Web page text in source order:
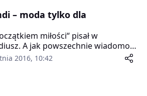
– moda tylko dla
miłości“ pisał w
A jak powszechnie wiadomo
które niewątpliwie pomagają
uczucia” jest… zmysłowa
2016, 10:42